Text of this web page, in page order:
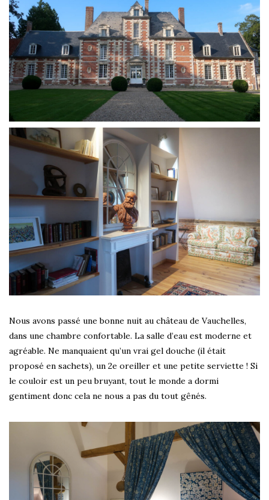
Nous avons passé une bonne nuit au château de Vauchelles,
dans une chambre confortable. La salle d’eau est moderne et
agréable. Ne manquaient qu’un vrai gel douche (il était
proposé en sachets), un 2e oreiller et une petite serviette ! Si
le couloir est un peu bruyant, tout le monde a dormi
gentiment donc cela ne nous a pas du tout gênés.